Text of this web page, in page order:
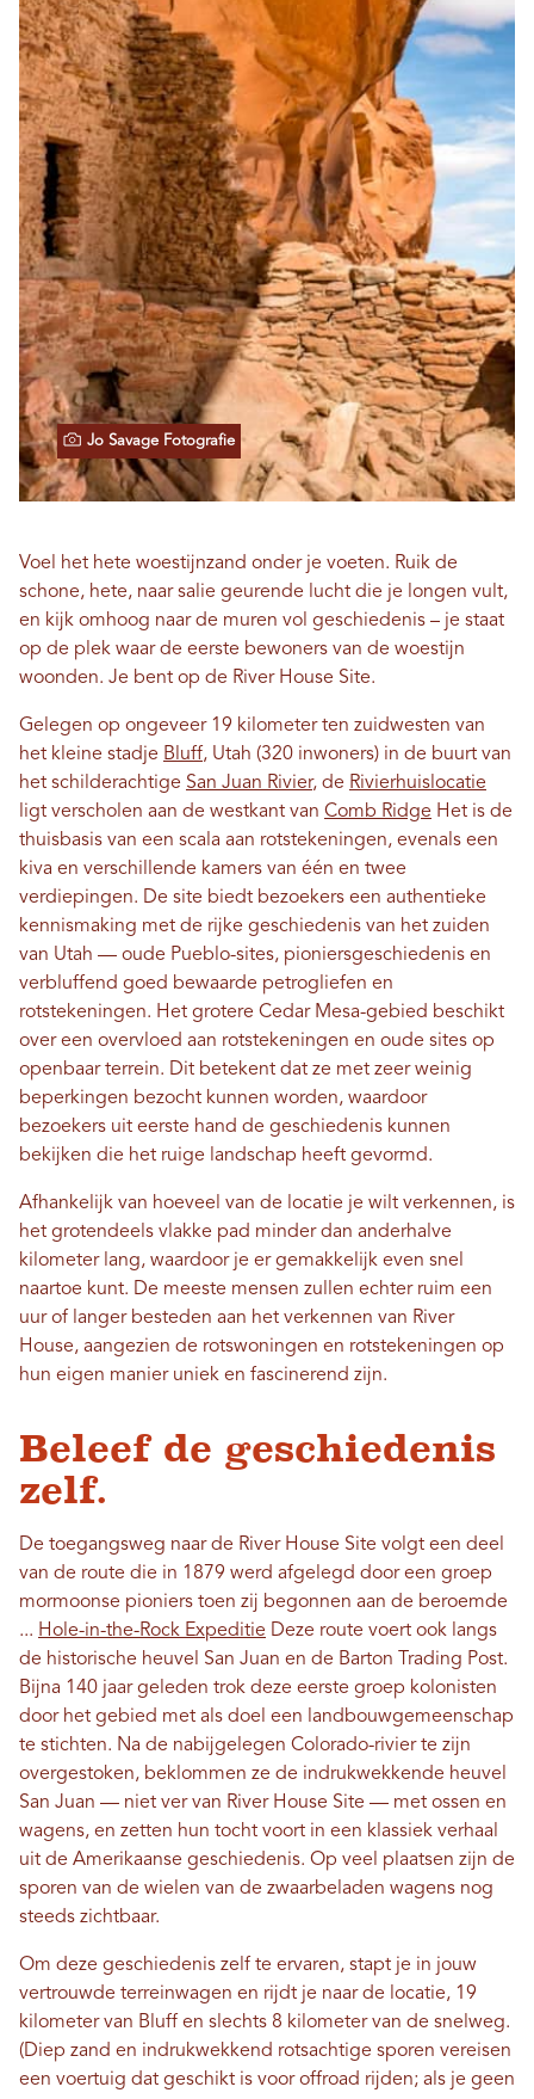
Jo Savage Fotografie
Voel het hete woestijnzand onder je voeten. Ruik de
schone, hete, naar salie geurende lucht die je longen vult,
en kijk omhoog naar de muren vol geschiedenis – je staat
op de plek waar de eerste bewoners van de woestijn
woonden. Je bent op de River House Site.
Gelegen op ongeveer 19 kilometer ten zuidwesten van
het kleine stadje Bluff, Utah (320 inwoners) in de buurt van
het schilderachtige San Juan Rivier, de Rivierhuislocatie
ligt verscholen aan de westkant van Comb Ridge Het is de
thuisbasis van een scala aan rotstekeningen, evenals een
kiva en verschillende kamers van één en twee
verdiepingen. De site biedt bezoekers een authentieke
kennismaking met de rijke geschiedenis van het zuiden
van Utah — oude Pueblo-sites, pioniersgeschiedenis en
verbluffend goed bewaarde petrogliefen en
rotstekeningen. Het grotere Cedar Mesa-gebied beschikt
over een overvloed aan rotstekeningen en oude sites op
openbaar terrein. Dit betekent dat ze met zeer weinig
beperkingen bezocht kunnen worden, waardoor
bezoekers uit eerste hand de geschiedenis kunnen
bekijken die het ruige landschap heeft gevormd.
Afhankelijk van hoeveel van de locatie je wilt verkennen, is
het grotendeels vlakke pad minder dan anderhalve
kilometer lang, waardoor je er gemakkelijk even snel
naartoe kunt. De meeste mensen zullen echter ruim een ​​
uur of langer besteden aan het verkennen van River
House, aangezien de rotswoningen en rotstekeningen op
hun eigen manier uniek en fascinerend zijn.
Beleef de geschiedenis
zelf.
De toegangsweg naar de River House Site volgt een deel
van de route die in 1879 werd afgelegd door een groep
mormoonse pioniers toen zij begonnen aan de beroemde
... Hole-in-the-Rock Expeditie Deze route voert ook langs
de historische heuvel San Juan en de Barton Trading Post.
Bijna 140 jaar geleden trok deze eerste groep kolonisten
door het gebied met als doel een landbouwgemeenschap
te stichten. Na de nabijgelegen Colorado-rivier te zijn
overgestoken, beklommen ze de indrukwekkende heuvel
San Juan — niet ver van River House Site — met ossen en
wagens, en zetten hun tocht voort in een klassiek verhaal
uit de Amerikaanse geschiedenis. Op veel plaatsen zijn de
sporen van de wielen van de zwaarbeladen wagens nog
steeds zichtbaar.
Om deze geschiedenis zelf te ervaren, stapt je in jouw
vertrouwde terreinwagen en rijdt je naar de locatie, 19
kilometer van Bluff en slechts 8 kilometer van de snelweg.
(Diep zand en indrukwekkend rotsachtige sporen vereisen
een voertuig dat geschikt is voor offroad rijden; als je geen